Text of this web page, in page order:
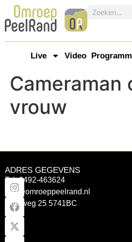
Live Video
Cameraman
vrouw
ADRES GEGEVENS
Tel: 0492-463624
info@omroeppeelrand.nl
Otterweg 25 5741BC